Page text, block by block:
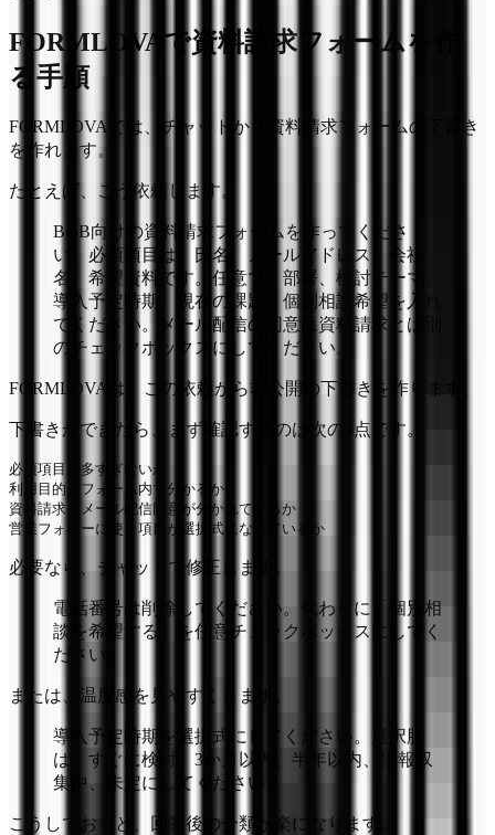
FORMLOVAで資料請求フォームを作
る手順
FORMLOVAでは、チャットから資料請求フォームの下書き
を作れます。
たとえば、こう依頼します。
BtoB向けの資料請求フォームを作ってくださ
い。必須項目は、氏名、メールアドレス、会社
名、希望資料です。任意で、部署、検討テーマ、
導入予定時期、現在の課題、個別相談希望を入れ
てください。メール配信の同意は資料請求とは別
のチェックボックスにしてください。
FORMLOVAは、この依頼から非公開の下書きを作ります。
下書きができたら、まず確認するのは次の4点です。
必須項目が多すぎないか
利用目的がフォーム内で分かるか
資料請求とメール配信同意が分かれているか
必要なら、チャットで修正します。
電話番号は削除してください。代わりに「個別相
談を希望する」を任意チェックボックスにしてく
ださい。
または、温度感を見やすくします。
導入予定時期を選択式にしてください。選択肢
は、すぐに検討、3か月以内、半年以内、情報収
集中、未定にしてください。
こうしておくと、回答後の分類が楽になります。